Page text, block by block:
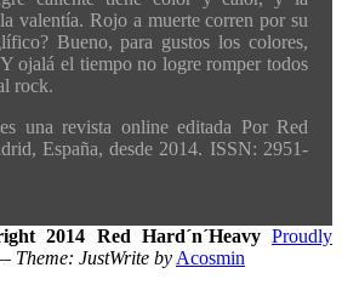
valentía. Rojo a muerte corren por su
Bueno, para gustos los colores,
ojalá el tiempo no logre romper todos
rock.
una revista online editada Por Red
España, desde 2014. ISSN: 2951-
2014 Red Hard´n´Heavy Proudly
Theme: JustWrite by Acosmin